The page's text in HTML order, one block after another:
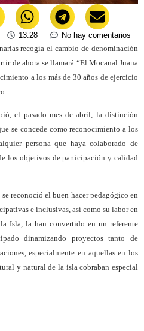
13:28
No hay comentarios
recogía el cambio de denominación
de ahora se llamará “El Mocanal Juana
a los más de 30 años de ejercicio
el pasado mes de abril, la distinción
se concede como reconocimiento a los
persona que haya colaborado de
los objetivos de participación y calidad
reconoció el buen hacer pedagógico en
e inclusivas, así como su labor en
Isla, la han convertido en un referente
dinamizando proyectos tanto de
especialmente en aquellas en los
y natural de la isla cobraban especial